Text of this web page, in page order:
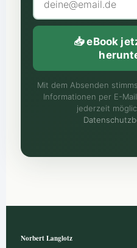
📥 eBook
Mit dem Absenden
Informationen per E-
jederzeit
Norbert Langlotz